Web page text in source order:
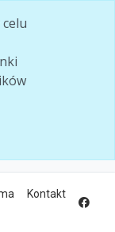
Kontakt